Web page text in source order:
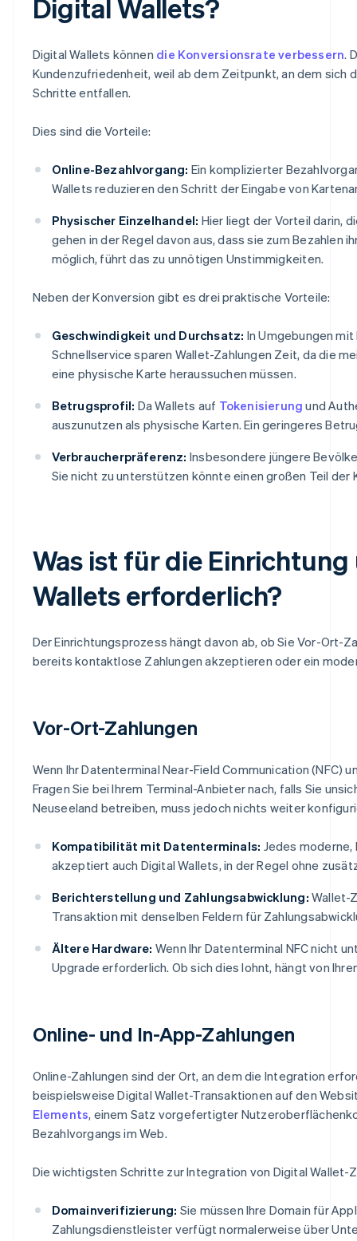
Digital Wallets?
Digital Wallets können die Konversionsrate verbessern.
Kundenzufriedenheit, weil ab dem Zeitpunkt, an dem sich
Schritte entfallen.
Dies sind die Vorteile:
Online-Bezahlvorgang: Ein komplizierter
Wallets reduzieren den Schritt der Eingabe von
Physischer Einzelhandel: Hier liegt der Vorteil darin,
gehen in der Regel davon aus, dass sie zum Bezahlen
möglich, führt das zu unnötigen Unstimmigkeiten.
Neben der Konversion gibt es drei praktische Vorteile:
Geschwindigkeit und Durchsatz: In Umgebungen
Schnellservice sparen Wallet-Zahlungen Zeit, da die
eine physische Karte heraussuchen müssen.
Betrugsprofil: Da Wallets auf Tokenisierung und
auszunutzen als physische Karten. Ein geringeres
Verbraucherpräferenz: Insbesondere jüngere
Sie nicht zu unterstützen könnte einen großen Teil der
Was ist für die
Wallets erforderlich?
Der Einrichtungsprozess hängt davon ab, ob Sie Vor-Ort-
bereits kontaktlose Zahlungen akzeptieren oder ein
Vor-Ort-Zahlungen
Wenn Ihr Datenterminal Near-Field Communication
Fragen Sie bei Ihrem Terminal-Anbieter nach, falls Sie
Neuseeland betreiben, muss jedoch nichts weiter
Kompatibilität mit Datenterminals: Jedes
akzeptiert auch Digital Wallets, in der Regel ohne
Berichterstellung und Zahlungsabwicklung: Wallet-
Transaktion mit denselben Feldern für
Ältere Hardware: Wenn Ihr Datenterminal NFC nicht
Upgrade erforderlich. Ob sich dies lohnt, hängt von
Online- und In-App-Zahlungen
Online-Zahlungen sind der Ort, an dem die Integration
beispielsweise Digital Wallet-Transaktionen auf den
Elements, einem Satz vorgefertigter
Bezahlvorgangs im Web.
Die wichtigsten Schritte zur Integration von Digital Wallet-
Domainverifizierung: Sie müssen Ihre Domain für
Zahlungsdienstleister verfügt normalerweise über